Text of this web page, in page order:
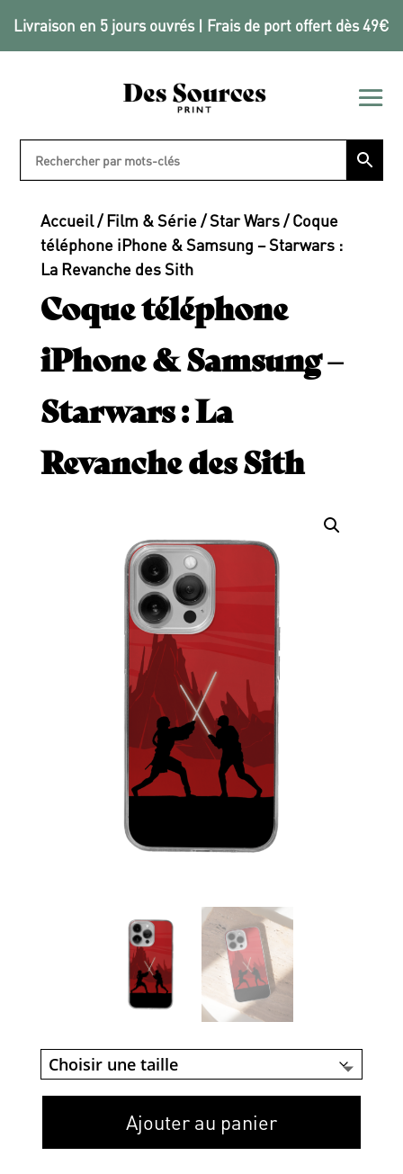
Livraison en 5 jours ouvrés | Frais de port offert dès 49€
Accueil/Film & Série/Star Wars/ Coque
téléphone iPhone & Samsung – Starwars :
La Revanche des Sith
Coque téléphone
iPhone & Samsung –
Starwars : La
Revanche des Sith
Ajouter au panier